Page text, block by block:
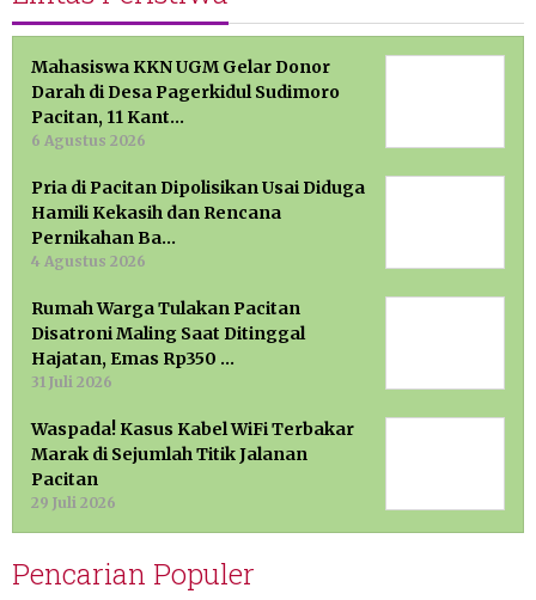
Mahasiswa KKN UGM Gelar Donor
Darah di Desa Pagerkidul Sudimoro
Pacitan, 11 Kant…
6 Agustus 2026
Pria di Pacitan Dipolisikan Usai Diduga
Hamili Kekasih dan Rencana
Pernikahan Ba…
4 Agustus 2026
Rumah Warga Tulakan Pacitan
Disatroni Maling Saat Ditinggal
Hajatan, Emas Rp350 …
31 Juli 2026
Waspada! Kasus Kabel WiFi Terbakar
Marak di Sejumlah Titik Jalanan
Pacitan
29 Juli 2026
Pencarian Populer